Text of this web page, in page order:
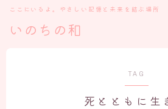
いのちの和
ここにいるよ。やさしい記憶と未来を結ぶ場所
TAG
死とともに生